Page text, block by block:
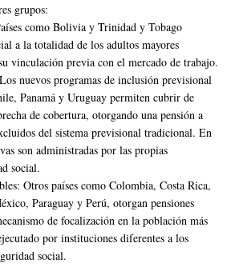
grupos:
como Bolivia y Trinidad y Tobago
a la totalidad de los adultos mayores
vinculación previa con el mercado de trabajo.
nuevos programas de inclusión previsional
Panamá y Uruguay permiten cubrir de
de cobertura, otorgando una pensión a
del sistema previsional tradicional. En
son administradas por las propias
social.
Otros países como Colombia, Costa Rica,
Paraguay y Perú, otorgan pensiones
de focalización en la población más
por instituciones diferentes a los
social.